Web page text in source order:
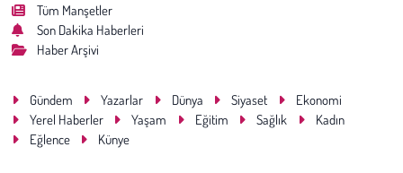
Tüm Manşetler
Son Dakika Haberleri
Haber Arşivi
Gündem Yazarlar Dünya Siyaset
Ekonomi
Yerel Haberler
Yaşam Eğitim Sağlık
Kadın
Eğlence
Künye